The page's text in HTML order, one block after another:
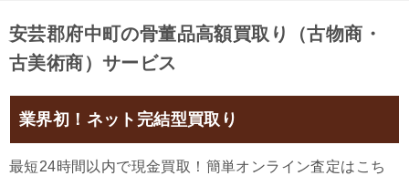
安芸郡府中町の骨董品高額買取り（古物商・
古美術商）サービス
業界初！ネット完結型買取り
最短24時間以内で現金買取！簡単オンライン査定はこち